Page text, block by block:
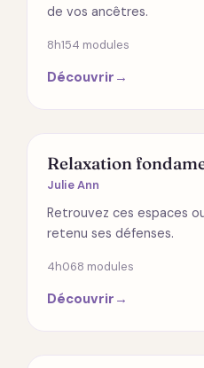
de vos ancêtres.
8h154 modules
Découvrir →
SPIRITUALITÉ
Relaxation
Julie Ann
Retrouvez ces espaces
retenu ses défenses.
4h068 modules
Découvrir →